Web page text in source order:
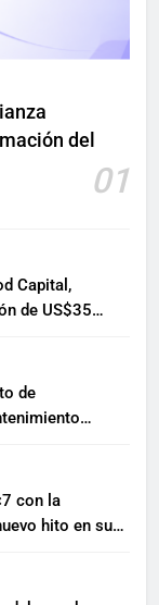
del
01
Capital,
de US$35
de
con la
hito en su